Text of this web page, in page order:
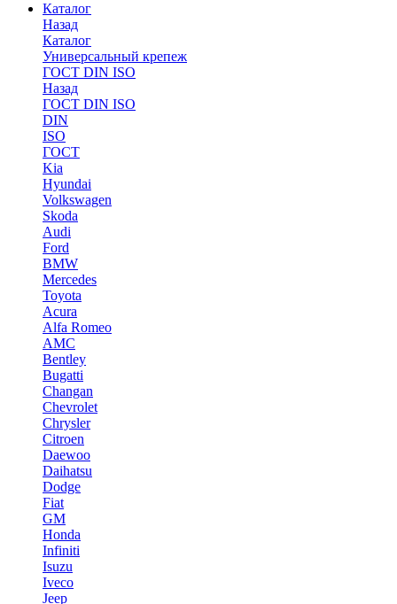
Каталог
Назад
Каталог
Универсальный крепеж
ГОСТ DIN ISO
Назад
ГОСТ DIN ISO
DIN
ISO
ГОСТ
Kia
Hyundai
Volkswagen
Skoda
Audi
Ford
BMW
Mercedes
Toyota
Acura
Alfa Romeo
AMC
Bentley
Bugatti
Changan
Chevrolet
Chrysler
Citroen
Daewoo
Daihatsu
Dodge
Fiat
GM
Honda
Infiniti
Isuzu
Iveco
Jeep